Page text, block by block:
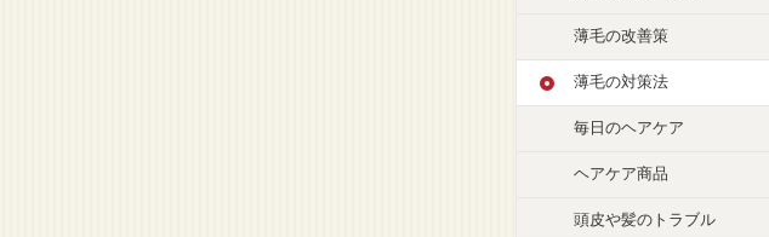
薄毛の改善策
薄毛の対策法
毎日のヘアケア
ヘアケア商品
頭皮や髪のトラブル